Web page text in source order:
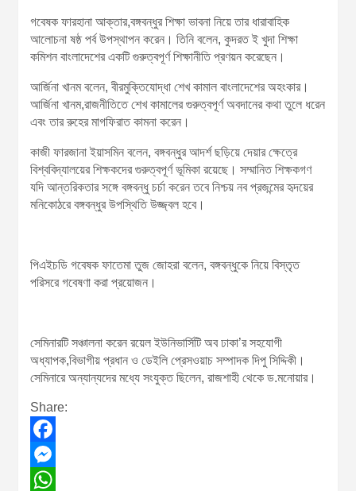
গবেষক ফারহানা আক্তার,বঙ্গবন্ধুর শিক্ষা ভাবনা নিয়ে তার ধারাবাহিক
আলোচনা ষষ্ঠ পর্ব উপস্থাপন করেন। তিনি বলেন, কুদরত ই খুদা শিক্ষা
কমিশন বাংলাদেশের একটি গুরুত্বপূর্ণ শিক্ষানীতি প্রণয়ন করেছেন।
আর্জিনা খানম বলেন, বীরমুক্তিযোদ্ধা শেখ কামাল বাংলাদেশের অহংকার।
আর্জিনা খানম,রাজনীতিতে শেখ কামালের গুরুত্বপূর্ণ অবদানের কথা তুলে ধরেন
এবং তার রুহের মাগফিরাত কামনা করেন।
কাজী ফারজানা ইয়াসমিন বলেন, বঙ্গবন্ধুর আদর্শ ছড়িয়ে দেয়ার ক্ষেত্রে
বিশ্ববিদ্যালয়ের শিক্ষকদের গুরুত্বপূর্ণ ভূমিকা রয়েছে। সম্মানিত শিক্ষকগণ
যদি আন্তরিকতার সঙ্গে বঙ্গবন্ধু চর্চা করেন তবে নিশ্চয় নব প্রজন্মের হৃদয়ের
মনিকোঠরে বঙ্গবন্ধুর উপস্থিতি উজ্জ্বল হবে।
পিএইচডি গবেষক ফাতেমা তুজ জোহরা বলেন, বঙ্গবন্ধুকে নিয়ে বিস্তৃত
পরিসরে গবেষণা করা প্রয়োজন।
সেমিনারটি সঞ্চালনা করেন রয়েল ইউনিভার্সিটি অব ঢাকা’র সহযোগী
অধ্যাপক,বিভাগীয় প্রধান ও ডেইলি প্রেসওয়াচ সম্পাদক দিপু সিদ্দিকী।
সেমিনারে অন্যান্যদের মধ্যে সংযুক্ত ছিলেন, রাজশাহী থেকে ড.মনোয়ার।
Share:
F
aM